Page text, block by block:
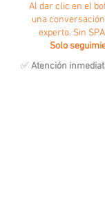
Al dar clic en el
una
experto. Sin
Solo
✅Atención